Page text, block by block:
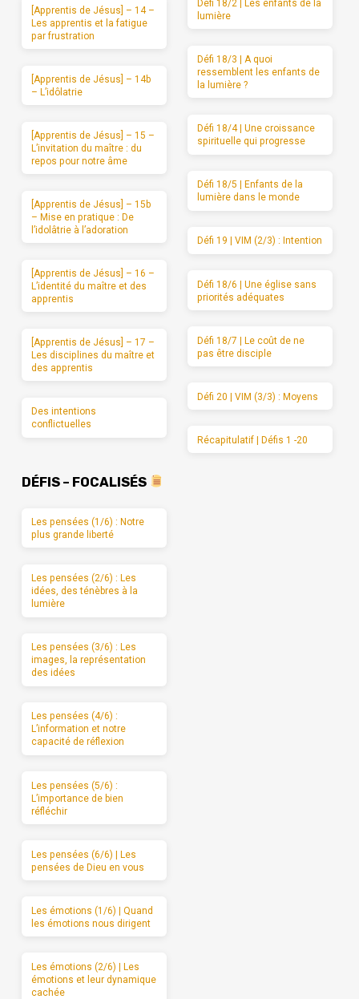
[Apprentis de Jésus] – 14 –
Les apprentis et la fatigue
par frustration
[Apprentis de Jésus] – 14b
– L’idôlatrie
[Apprentis de Jésus] – 15 –
L’invitation du maître : du
repos pour notre âme
[Apprentis de Jésus] – 15b
– Mise en pratique : De
l’idolâtrie à l’adoration
[Apprentis de Jésus] – 16 –
L’identité du maître et des
apprentis
[Apprentis de Jésus] – 17 –
Les disciplines du maître et
des apprentis
Des intentions
conflictuelles
Défi 18/2 | Les enfants de la
lumière
Défi 18/3 | A quoi
ressemblent les enfants de
la lumière ?
Défi 18/4 | Une croissance
spirituelle qui progresse
Défi 18/5 | Enfants de la
lumière dans le monde
Défi 19 | VIM (2/3) : Intention
Défi 18/6 | Une église sans
priorités adéquates
Défi 18/7 | Le coût de ne
pas être disciple
Défi 20 | VIM (3/3) : Moyens
Récapitulatif | Défis 1 -20
DÉFIS – FOCALISÉS
Les pensées (1/6) : Notre
plus grande liberté
Les pensées (2/6) : Les
idées, des ténèbres à la
lumière
Les pensées (3/6) : Les
images, la représentation
des idées
Les pensées (4/6) :
L’information et notre
capacité de réflexion
Les pensées (5/6) :
L’importance de bien
réfléchir
Les pensées (6/6) | Les
pensées de Dieu en vous
Les émotions (1/6) | Quand
les émotions nous dirigent
Les émotions (2/6) | Les
émotions et leur dynamique
cachée